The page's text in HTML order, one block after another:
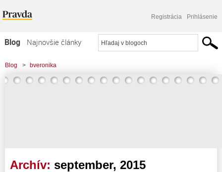
Registrácia Prihlásenie
Blog
Najnovšie články
Najčítanejšie články
Najkomentovanejšie články
Blog > bveronika
Archív: september, 2015